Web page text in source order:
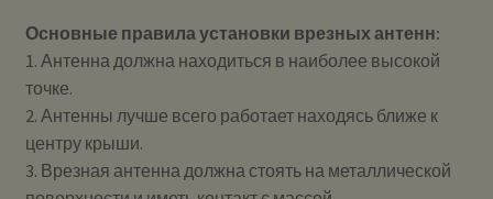
Основные правила установки врезных антенн:
1. Антенна должна находиться в наиболее высокой
точке.
2. Антенны лучше всего работает находясь ближе к
центру крыши.
3. Врезная антенна должна стоять на металлической